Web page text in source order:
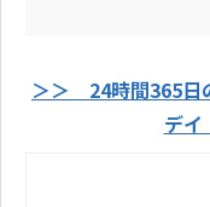
＞＞ 24時間365日
デイ